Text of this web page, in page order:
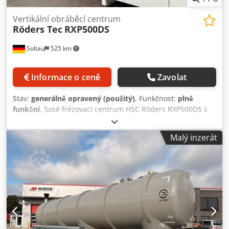
Soltau 525 km
Vertikální obráběcí centrum
Röders Tec RXP500DS
Informace o ceně Zavolat
Stav: generálně opravený (použitý), Funkčnost: plně
funkční, 5osé frézovací centrum HSC Röders RXP500DS s
lineárními přímými pohony ve všech osách a točivými
pohony v rotačních osách. Stroj je u nás kompletně
repasován, zkontrolován a změřen. Stroj opět splňuje
tolerance nového stroje! Průběhy: X450 mm, Y400 mm,
Z240 mm Vzdálenost vřeteno/stůl: cca 315 mm - Lineární
přímé pohony ve všech osách – bez opotřebení -
Automatický měnič nástrojů, 42 pozic - Chladicí jednotka
pro pohony, frézovací vřeteno a ovládací skříň - Měřicí laser
pro plně automatické měření frézovacích nástrojů
(délka/průměr/kontura/kuželový úhel) a také pro sledování
Malý inzerát